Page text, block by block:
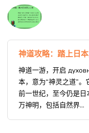
神道攻略：踏上日
神道一游，开启
本，意为“神灵之道”
前一世纪，至今仍是
万神明，包括自然界...